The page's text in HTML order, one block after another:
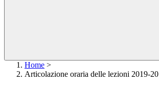
Home >
Articolazione oraria delle lezioni 2019-20